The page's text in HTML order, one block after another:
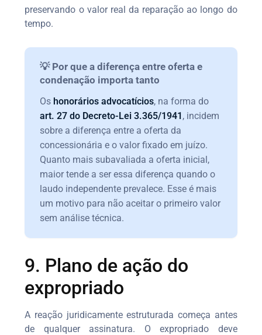
preservando o valor real da reparação ao longo do
tempo.
💡 Por que a diferença entre oferta e
condenação importa tanto
Os honorários advocatícios, na forma do
art. 27 do Decreto-Lei 3.365/1941, incidem
sobre a diferença entre a oferta da
concessionária e o valor fixado em juízo.
Quanto mais subavaliada a oferta inicial,
maior tende a ser essa diferença quando o
laudo independente prevalece. Esse é mais
um motivo para não aceitar o primeiro valor
sem análise técnica.
9. Plano de ação do
expropriado
A reação juridicamente estruturada começa antes
de qualquer assinatura. O expropriado deve